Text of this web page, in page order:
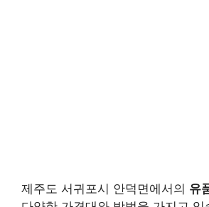
제주도 서귀포시 안덕면에서의 유